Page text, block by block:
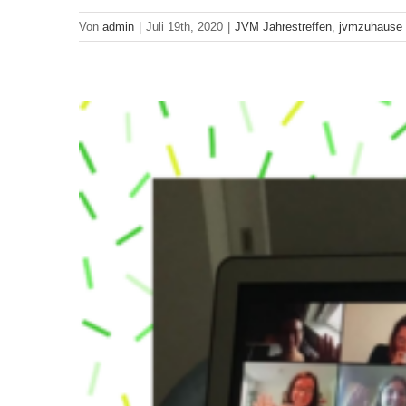
Von admin Juli 19th, 2020 JVM Jahrestreffen, jvmzuhause